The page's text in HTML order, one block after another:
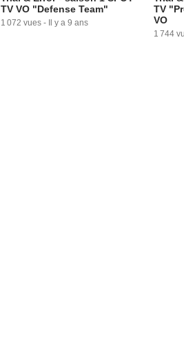
TV VO "Defense Team"
1 072 vues - Il y a 9 ans
TV
VO
1 744